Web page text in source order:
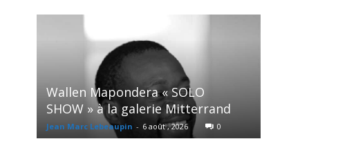
Wallen Mapondera « SOLO
SHOW » à la galerie Mitterrand
Jean Marc Lebeaupin - 6 août , 2026 0